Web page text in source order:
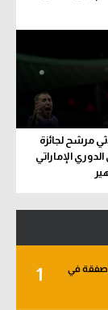
مرشح لجائزة
الإماراتي
1
صفقة في